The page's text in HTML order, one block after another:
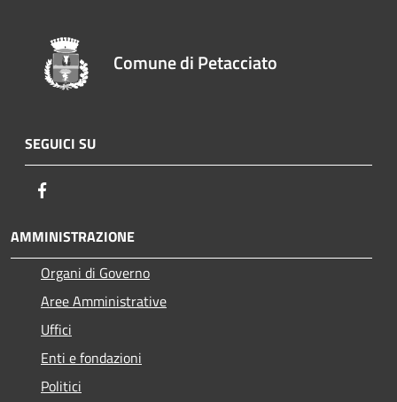
Comune di Petacciato
SEGUICI SU
AMMINISTRAZIONE
Organi di Governo
Aree Amministrative
Uffici
Enti e fondazioni
Politici